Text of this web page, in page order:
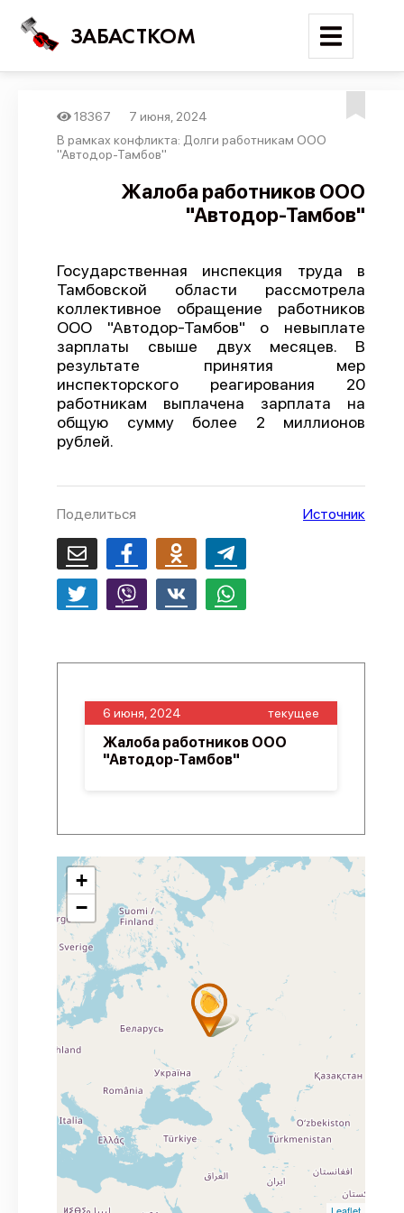
ЗАБАСТКОМ
Войти
Поиск
Новости
Трудовые конфликты
Отчеты
Предложить публикацию
Справочник
API
О проекте
18367
7 июня, 2024
В рамках конфликта: Долги работникам ООО
"Автодор-Тамбов"
Жалоба работников ООО
"Автодор-Тамбов"
Государственная инспекция труда в
Тамбовской области рассмотрела
коллективное обращение работников
ООО "Автодор-Тамбов" о невыплате
зарплаты свыше двух месяцев. В
результате принятия мер
инспекторского реагирования 20
работникам выплачена зарплата на
общую сумму более 2 миллионов
рублей.
Поделиться Источник
6 июня, 2024 текущее
Жалоба работников ООО
"Автодор-Тамбов"
+
−